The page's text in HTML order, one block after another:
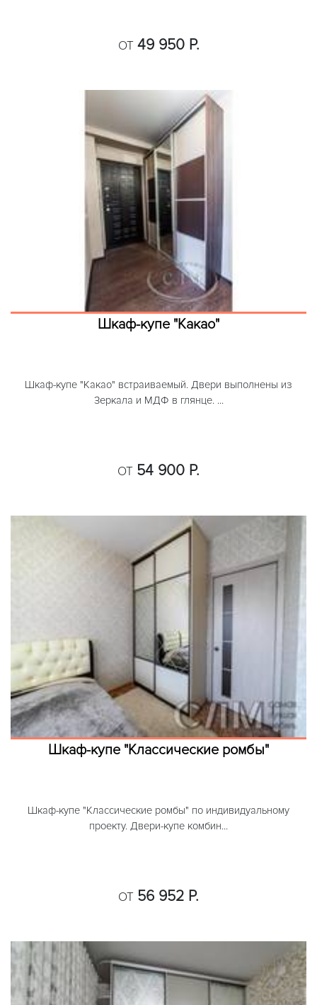
ОТ 49 950 Р.
Шкаф-купе "Какао"
Шкаф-купе "Какао" встраиваемый. Двери выполнены из
Зеркала и МДФ в глянце. ...
ОТ 54 900 Р.
Шкаф-купе "Классические ромбы"
Шкаф-купе "Классические ромбы" по индивидуальному
проекту. Двери-купе комбин...
ОТ 56 952 Р.